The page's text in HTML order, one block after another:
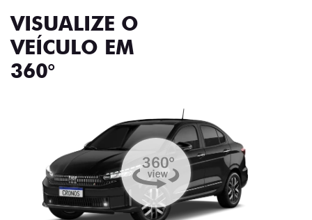
VISUALIZE O
VEÍCULO EM
360°